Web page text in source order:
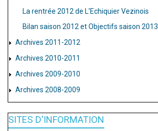
La rentrée 2012 de L'Echiquier Vezinois
Bilan saison 2012 et Objectifs saison 2013
Archives 2011-2012
Archives 2010-2011
Archives 2009-2010
Archives 2008-2009
SITES D'INFORMATION